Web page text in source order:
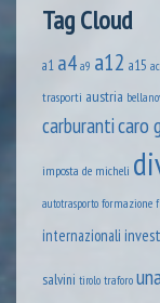
Tag Cloud
a1 a4 a9 a12 a15
trasporti austria
carburanticaro
imposta de micheli
autotrasporto formazione
internazionali
salvini tirolo traforo